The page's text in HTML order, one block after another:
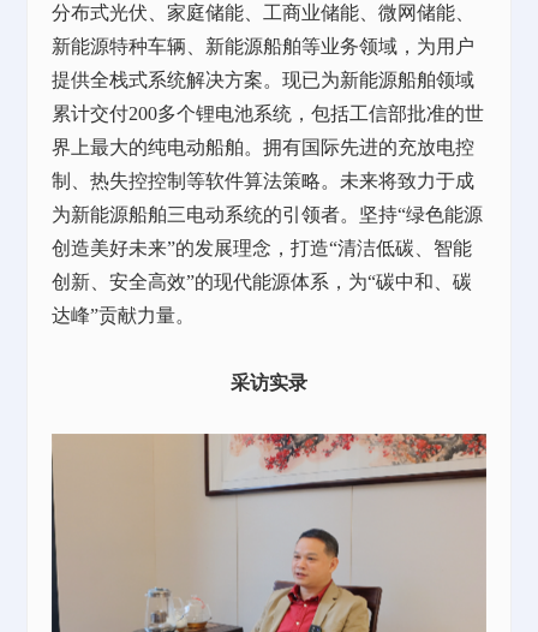
分布式光伏、家庭储能、工商业储能、微网储能、
新能源特种车辆、新能源船舶等业务领域，为用户
提供全栈式系统解决方案。现已为新能源船舶领域
累计交付200多个锂电池系统，包括工信部批准的世
界上最大的纯电动船舶。拥有国际先进的充放电控
制、热失控控制等软件算法策略。未来将致力于成
为新能源船舶三电动系统的引领者。坚持“绿色能源
创造美好未来”的发展理念，打造“清洁低碳、智能
创新、安全高效”的现代能源体系，为“碳中和、碳
达峰”贡献力量。
采访实录